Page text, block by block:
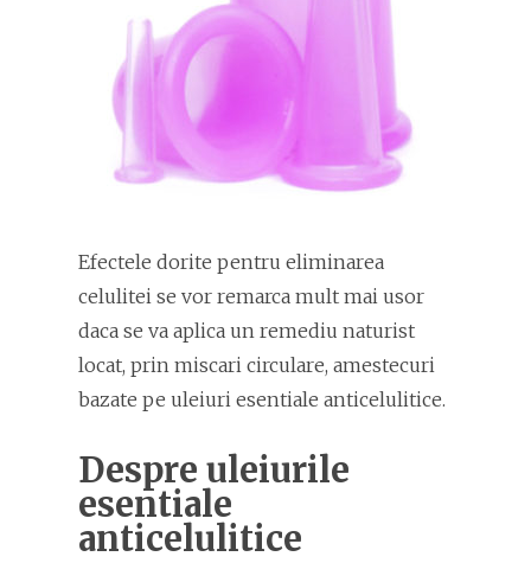
Efectele dorite pentru eliminarea
celulitei se vor remarca mult mai usor
daca se va aplica un remediu naturist
locat, prin miscari circulare, amestecuri
bazate pe uleiuri esentiale anticelulitice.
Despre uleiurile
esentiale
anticelulitice